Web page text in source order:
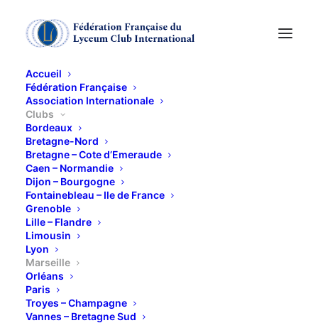
Accueil
Fédération Française
Association Internationale
Clubs
Bordeaux
Bretagne-Nord
Bretagne – Cote d’Emeraude
Caen – Normandie
Dijon – Bourgogne
Fontainebleau – Ile de France
Grenoble
Lille – Flandre
Limousin
Lyon
Marseille
Orléans
Paris
Troyes – Champagne
Vannes – Bretagne Sud